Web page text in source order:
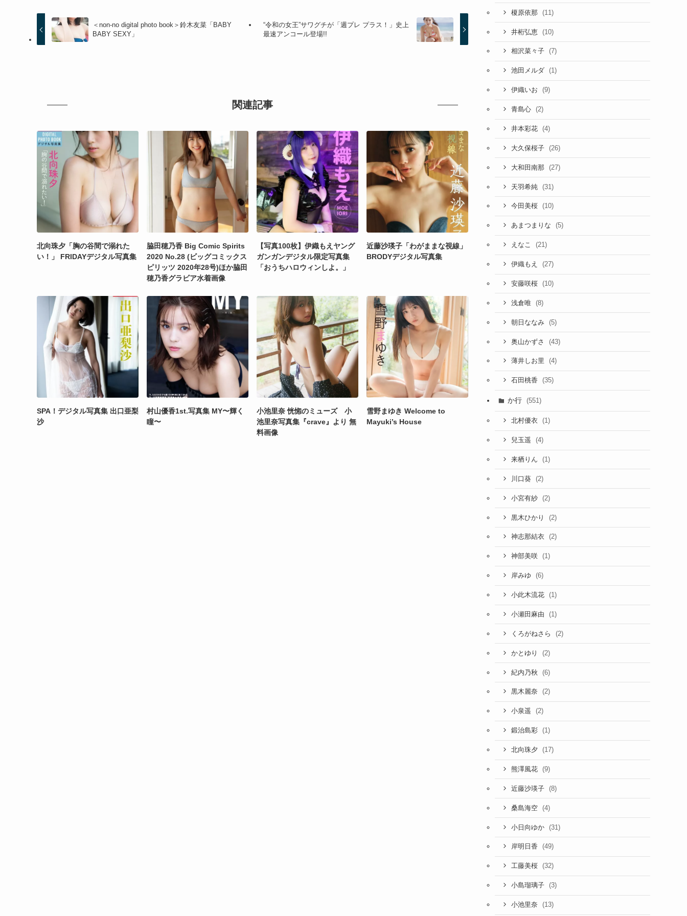
＜non-no digital photo book＞鈴木友菜「BABY
BABY SEXY」
“令和の女王”サワグチが「週プレ プラス！」史上
最速アンコール登場!!
関連記事
北向珠夕「胸の谷間で溺れた
い！」 FRIDAYデジタル写真集
脇田穂乃香 Big Comic Spirits
2020 No.28 (ビッグコミックス
ピリッツ 2020年28号)ほか脇田
穂乃香グラビア水着画像
【写真100枚】伊織もえヤング
ガンガンデジタル限定写真集
「おうちハロウィンしよ。」
近藤沙瑛子「わがままな視線」
BRODYデジタル写真集
SPA！デジタル写真集 出口亜梨
沙
村山優香1st.写真集 MY〜輝く
瞳〜
小池里奈 恍惚のミューズ 小
池里奈写真集『crave』より 無
料画像
雪野まゆき Welcome to
Mayuki’s House
榎原依那 (11)
井桁弘恵 (10)
相沢菜々子 (7)
池田メルダ (1)
伊織いお (9)
青島心 (2)
井本彩花 (4)
大久保桜子 (26)
大和田南那 (27)
天羽希純 (31)
今田美桜 (10)
あまつまりな (5)
えなこ (21)
伊織もえ (27)
安藤咲桜 (10)
浅倉唯 (8)
朝日ななみ (5)
奥山かずさ (43)
薄井しお里 (4)
石田桃香 (35)
か行 (551)
北村優衣 (1)
兒玉遥 (4)
来栖りん (1)
川口葵 (2)
小宮有紗 (2)
黒木ひかり (2)
神志那結衣 (2)
神部美咲 (1)
岸みゆ (6)
小此木流花 (1)
小瀬田麻由 (1)
くろがねさら (2)
かとゆり (2)
紀内乃秋 (6)
黒木麗奈 (2)
小泉遥 (2)
鍛治島彩 (1)
北向珠夕 (17)
熊澤風花 (9)
近藤沙瑛子 (8)
桑島海空 (4)
小日向ゆか (31)
岸明日香 (49)
工藤美桜 (32)
小島瑠璃子 (3)
小池里奈 (13)